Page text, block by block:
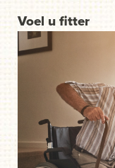
Voel u fitter